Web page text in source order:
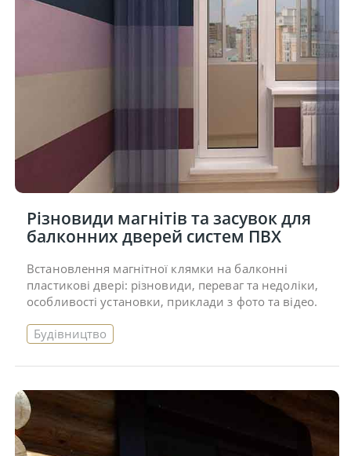
Різновиди магнітів та засувок для
балконних дверей систем ПВХ
Встановлення магнітної клямки на балконні
пластикові двері: різновиди, переваг та недоліки,
особливості установки, приклади з фото та відео.
Будівництво